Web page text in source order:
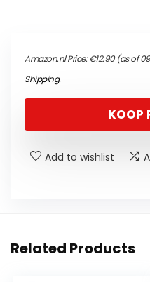
Amazon.nl Price:€12.90(as of
Shipping.
KOOP
Add to wishlist
Related Products